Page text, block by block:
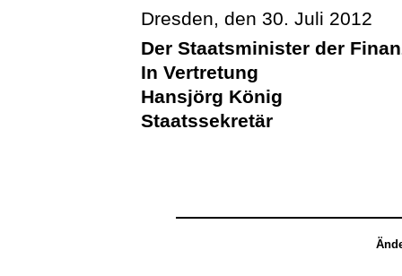
Dresden, den 30. Juli 2012
Der Staatsminister der
In Vertretung
Hansjörg König
Staatssekretär